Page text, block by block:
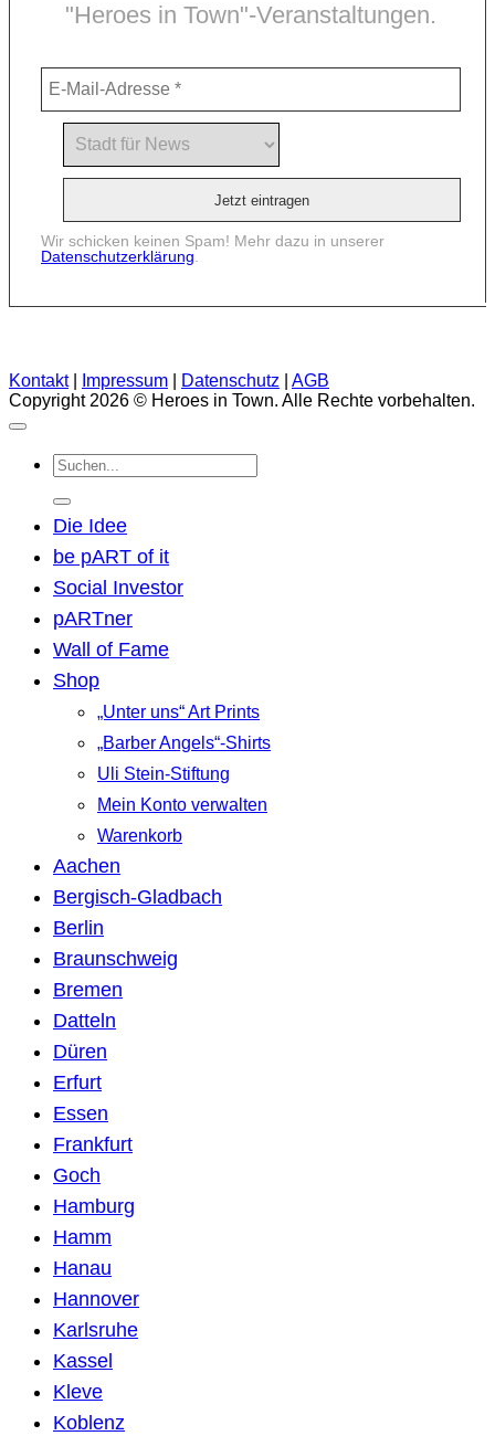
"Heroes in Town"-Veranstaltungen.
Wir schicken keinen Spam! Mehr dazu in unserer
Datenschutzerklärung
Kontakt| Impressum Datenschutz
AGB
Copyright 2026 © Heroes in Town. Alle Rechte vorbehalten.
Suchen
nach:
Die Idee
be pART of it
Social Investor
pARTner
Wall of Fame
Shop
„Unter uns“ Art Prints
„Barber Angels“-Shirts
Uli Stein-Stiftung
Mein Konto verwalten
Warenkorb
Aachen
Bergisch-Gladbach
Berlin
Braunschweig
Bremen
Datteln
Düren
Erfurt
Essen
Frankfurt
Goch
Hamburg
Hamm
Hanau
Hannover
Karlsruhe
Kassel
Kleve
Koblenz